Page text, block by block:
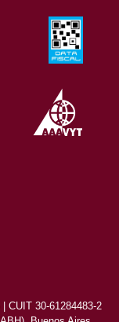
CUIT 30-61284483-2